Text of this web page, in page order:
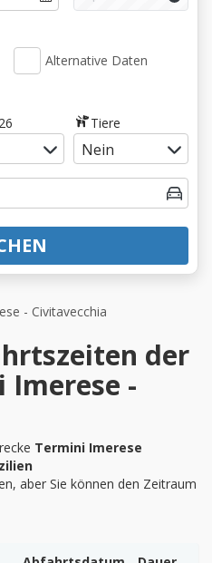
- Civitavecchia
Alternative Daten
Tiere
der
Imerese -
Termini Imerese
aber Sie können den Zeitraum